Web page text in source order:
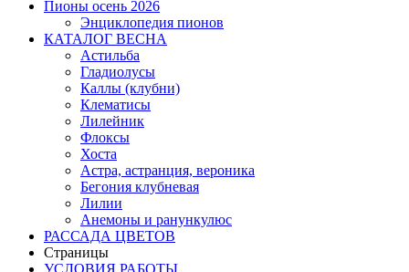
Пионы осень 2026
Энциклопедия пионов
КАТАЛОГ ВЕСНА
Астильба
Гладиолусы
Каллы (клубни)
Клематисы
Лилейник
Флоксы
Хоста
Астра, астранция, вероника
Бегония клубневая
Лилии
Анемоны и ранункулюс
РАССАДА ЦВЕТОВ
Страницы
УСЛОВИЯ РАБОТЫ